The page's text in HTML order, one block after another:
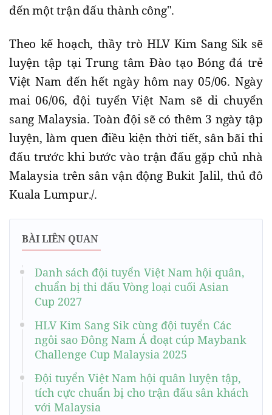
đến một trận đấu thành công".
Theo kế hoạch, thầy trò HLV Kim Sang Sik sẽ
luyện tập tại Trung tâm Đào tạo Bóng đá trẻ
Việt Nam đến hết ngày hôm nay 05/06. Ngày
mai 06/06, đội tuyển Việt Nam sẽ di chuyển
sang Malaysia. Toàn đội sẽ có thêm 3 ngày tập
luyện, làm quen điều kiện thời tiết, sân bãi thi
đấu trước khi bước vào trận đấu gặp chủ nhà
Malaysia trên sân vận động Bukit Jalil, thủ đô
Kuala Lumpur./.
BÀI LIÊN QUAN
Danh sách đội tuyển Việt Nam hội quân,
chuẩn bị thi đấu Vòng loại cuối Asian
Cup 2027
HLV Kim Sang Sik cùng đội tuyển Các
ngôi sao Đông Nam Á đoạt cúp Maybank
Challenge Cup Malaysia 2025
Đội tuyển Việt Nam hội quân luyện tập,
tích cực chuẩn bị cho trận đấu sân khách
với Malaysia